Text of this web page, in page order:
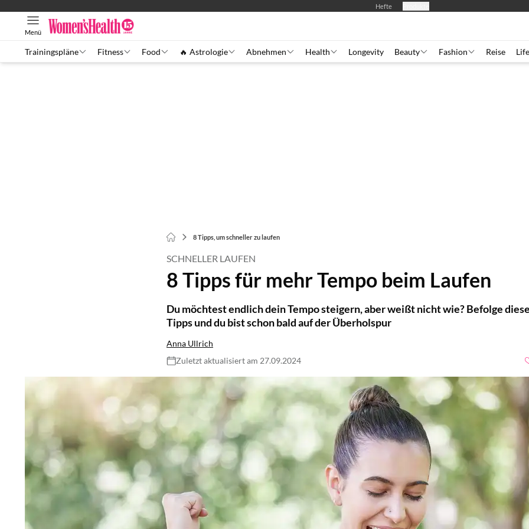
Hefte
Menü
Trainingspläne Fitness Food 🔥 Astrologie Abnehmen Health Longevity Beauty Fashion Reise Life
8 Tipps, um schneller zu laufen
SCHNELLER LAUFEN
8 Tipps für mehr Tempo beim Laufen
Du möchtest endlich dein Tempo steigern, aber weißt nicht wie? Befolge
Tipps und du bist schon bald auf der Überholspur
Anna Ullrich
Zuletzt aktualisiert am 27.09.2024